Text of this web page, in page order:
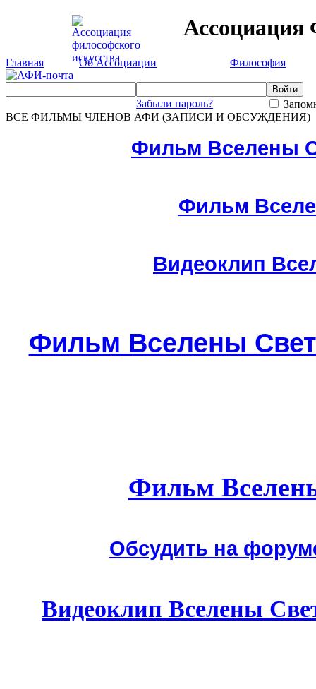
Ассоциация
Главная Об Ассоциации Философия
Забыли пароль?
ВСЕ ФИЛЬМЫ ЧЛЕНОВ АФИ (ЗАПИСИ И ОБСУЖДЕНИЯ)
Фильм Вселены
Фильм
Видеоклип
Фильм Вселены
Фильм
Обсудить на
Видеоклип Вселены